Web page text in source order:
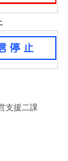
支援二課